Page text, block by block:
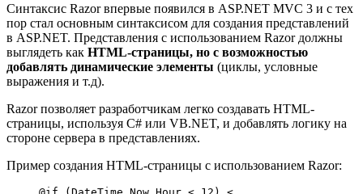
Cинтаксис Razor впервые появился в ASP.NET MVC 3 и с тех
пор стал основным синтаксисом для создания представлений
в ASP.NET. Представления с использованием Razor должны
выглядеть как HTML-страницы, но с возможностью
добавлять динамические элементы (циклы, условные
выражения и т.д).
Razor позволяет разработчикам легко создавать HTML-
страницы, используя C# или VB.NET, и добавлять логику на
стороне сервера в представлениях.
Пример создания HTML-страницы с использованием Razor: